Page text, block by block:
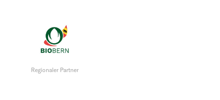
Regionaler Partner